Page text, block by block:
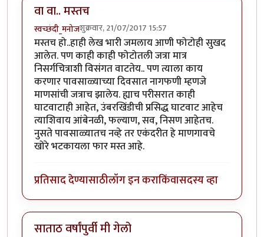
वा वा.. मस्तच
स्वच्छंदी_मनोजशुक्रवार, 21/07/2017 15:57
मस्तच हो..हाही लेख भारी जमलाय आणी फोटोही सुखद
आलेत. पण काही काही फोटोतली जत्रा मात्र
निसर्गचित्राशी विसंगत वाटतेय.. पण त्याला काय
करणार पावसाळ्याच्या दिवसात नागफणी म्हणजे
माणसांची जत्राच झालेय. ह्याच परीसरात काही
घाटवाटाही आहेत, उंबरखिंडीची प्रसिद्ध घाटवाट आहेच
त्याशिवाय आंबेनळी, फल्याण, सव, निसण आहेतच.
नुसते पावसाळ्यातच नव्हे तर एकंदरीत हे माणगावचे
खोरे भटकायला फार मस्त आहे.
प्रतिसाद देण्यासाठीलॉग इन कराकिंवासदस्य व्हा
साताठ वर्षांपुर्वी मी गेलो